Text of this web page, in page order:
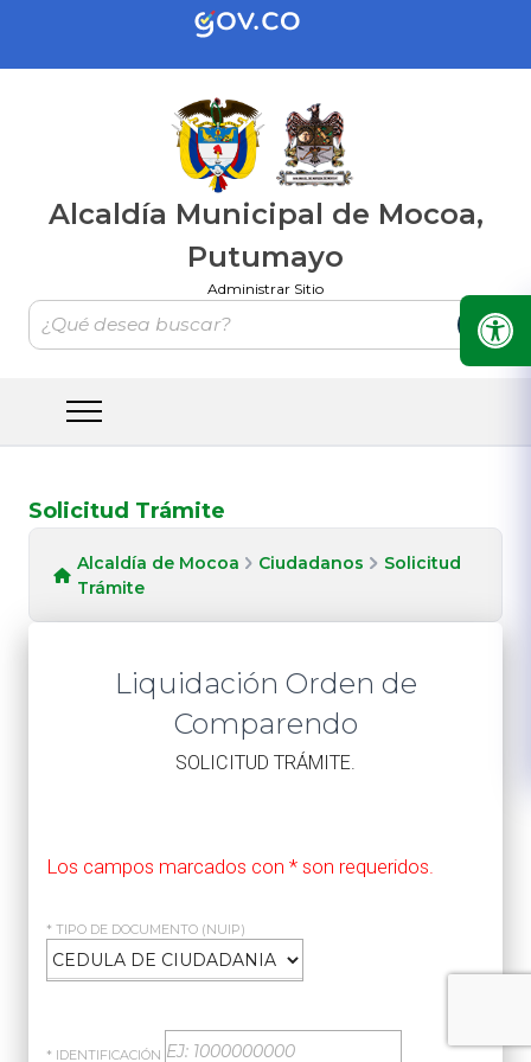
Alcaldía Municipal de Mocoa,
Putumayo
Administrar Sitio
Solicitud Trámite
Alcaldía de Mocoa Ciudadanos
Solicitud
Trámite
Liquidación Orden de
Comparendo
​SOLICITUD TRÁMITE.
Los campos marcados con * son requeridos.
* TIPO DE DOCUMENTO (NUIP)
* IDENTIFICACIÓN